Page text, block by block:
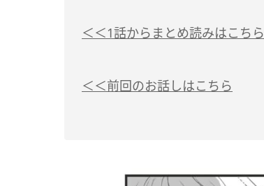
＜＜1話からまとめ読みはこちら
＜＜前回のお話しはこちら